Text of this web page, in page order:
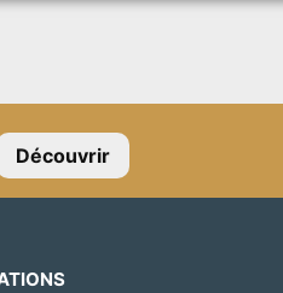
Découvrir